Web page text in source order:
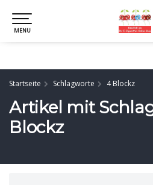
MENU
Startseite Schlagworte 4 Blockz
Artikel mit
Blockz